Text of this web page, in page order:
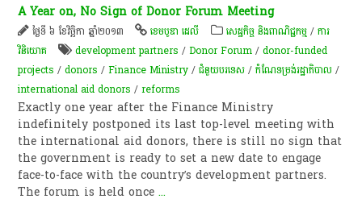
A Year on, No Sign of Donor Forum Meeting
ថ្ងៃទី ៦ ខែវិច្ឆិកា ឆ្នាំ២០១៣ ខេមបូឌា ដេលី សេដ្ឋកិច្ច និងពាណិជ្ជកម្ម /ការ
វិនិយោគ
development partners /Donor Forum /donor-funded
projects /donors /Finance Ministry /​ជំ​នួយបរទេស /កំណែទម្រង់​រដ្ឋាភិបាល /
international aid donors /reforms
Exactly one year after the Finance Ministry
indefinitely postponed its last top-level meeting with
the international aid donors, there is still no sign that
the government is ready to set a new date to engage
face-to-face with the country’s development partners.
The forum is held once...